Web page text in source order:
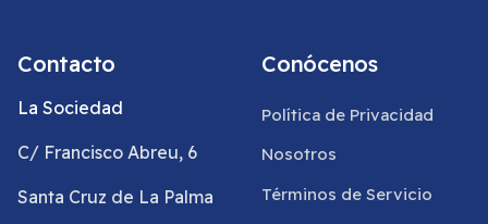
Contacto
La Sociedad
C/ Francisco Abreu, 6
Santa Cruz de La Palma
Conócenos
Política de Privacidad
Nosotros
Términos de Servicio